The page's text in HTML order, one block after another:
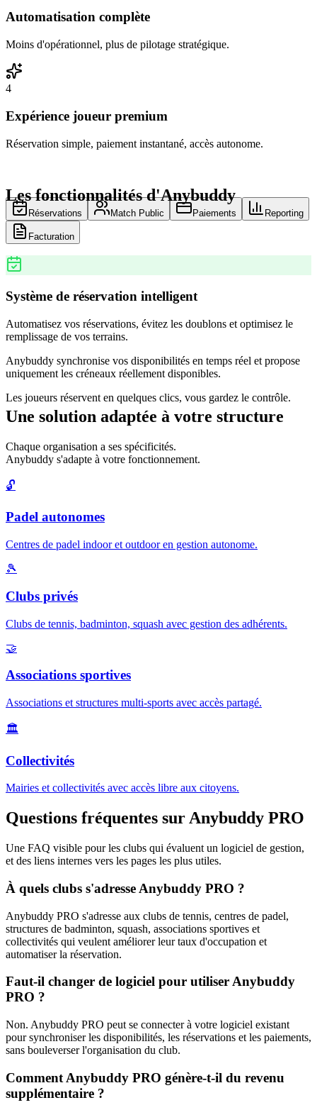
Automatisation complète
Moins d'opérationnel, plus de pilotage stratégique.
4
Expérience joueur premium
Réservation simple, paiement instantané, accès autonome.
Les fonctionnalités d'Anybuddy
Réservations Match Public Paiements Reporting
Facturation
Système de réservation intelligent
Automatisez vos réservations, évitez les doublons et optimisez le
remplissage de vos terrains.
Anybuddy synchronise vos disponibilités en temps réel et propose
uniquement les créneaux réellement disponibles.
Les joueurs réservent en quelques clics, vous gardez le contrôle.
Une solution adaptée à votre structure
Chaque organisation a ses spécificités.
Anybuddy s'adapte à votre fonctionnement.
🔓
Padel autonomes
Centres de padel indoor et outdoor en gestion autonome.
🎾
Clubs privés
Clubs de tennis, badminton, squash avec gestion des adhérents.
🤝
Associations sportives
Associations et structures multi-sports avec accès partagé.
🏛️
Collectivités
Mairies et collectivités avec accès libre aux citoyens.
Questions fréquentes sur Anybuddy PRO
Une FAQ visible pour les clubs qui évaluent un logiciel de gestion,
et des liens internes vers les pages les plus utiles.
À quels clubs s'adresse Anybuddy PRO ?
Anybuddy PRO s'adresse aux clubs de tennis, centres de padel,
structures de badminton, squash, associations sportives et
collectivités qui veulent améliorer leur taux d'occupation et
automatiser la réservation.
Faut-il changer de logiciel pour utiliser Anybuddy
PRO ?
Non. Anybuddy PRO peut se connecter à votre logiciel existant
pour synchroniser les disponibilités, les réservations et les paiements,
sans bouleverser l'organisation du club.
Comment Anybuddy PRO génère-t-il du revenu
supplémentaire ?